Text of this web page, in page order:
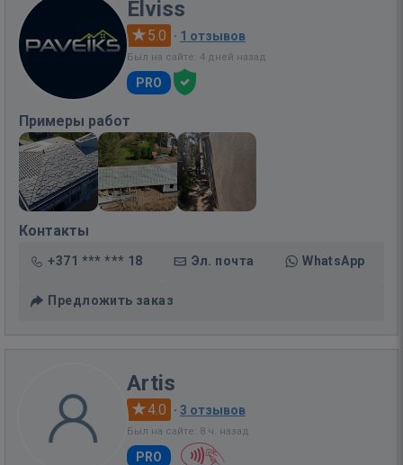
Elviss
5.0 · 1 отзывов
Был на сайте: 4 дней назад
PRO
Примеры работ
Контакты
+371 *** *** 18 Эл. почта WhatsApp
Предложить заказ
Artis
4.0 · 3 отзывов
Был на сайте: 8 ч. назад
PRO